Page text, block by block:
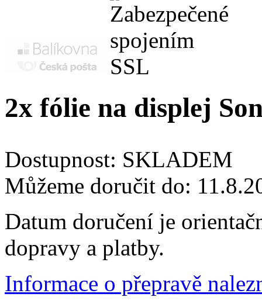
2x fólie na displej
Dostupnost: SKLADEM
Můžeme doručit do:
Datum doručení je
dopravy a platby.
Informace o přepravě